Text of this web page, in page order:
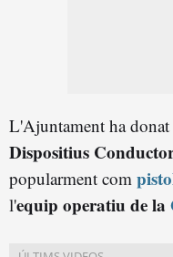
L'Ajuntament ha
Dispositius
popularment com
l'equip operatiu de la